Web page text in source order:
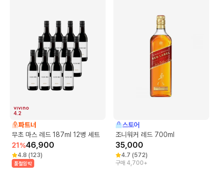
4.2
파트너
무초 마스 레드 187ml 12병 세트
21 %46,900
4.8 (123)
품절임박
스토어
조니워커 레드 700ml
35,000
4.7 (572)
구매 4,700+